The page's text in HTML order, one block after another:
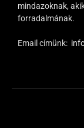
mindazoknak,
forradalmának.
Email címünk: